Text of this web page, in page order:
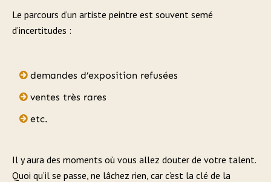
Le parcours d’un artiste peintre est souvent semé
d’incertitudes :
demandes d’exposition refusées
ventes très rares
etc.
Il y aura des moments où vous allez douter de votre talent.
Quoi qu’il se passe, ne lâchez rien, car c’est la clé de la